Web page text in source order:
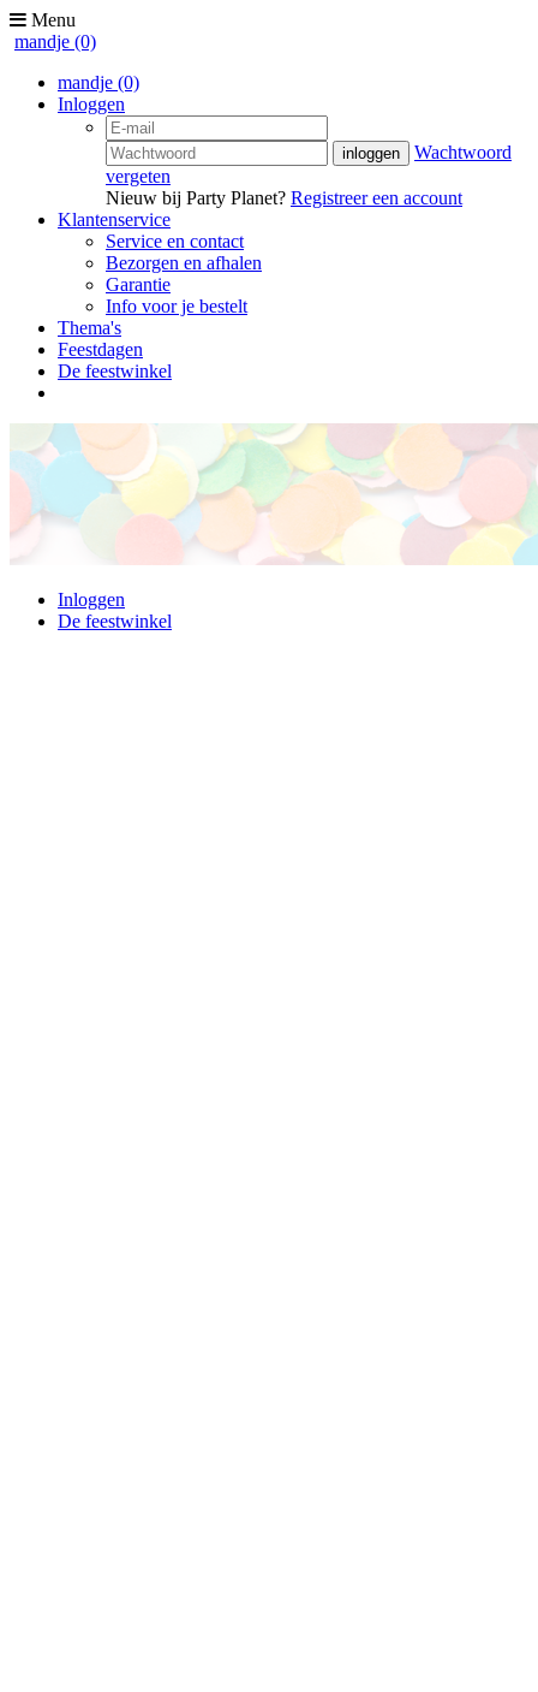
Menu
mandje (0)
mandje (0)
Inloggen
Wachtwoord
vergeten
Nieuw bij Party Planet? Registreer een account
Klantenservice
Service en contact
Bezorgen en afhalen
Garantie
Info voor je bestelt
Thema's
Feestdagen
De feestwinkel
Inloggen
De feestwinkel